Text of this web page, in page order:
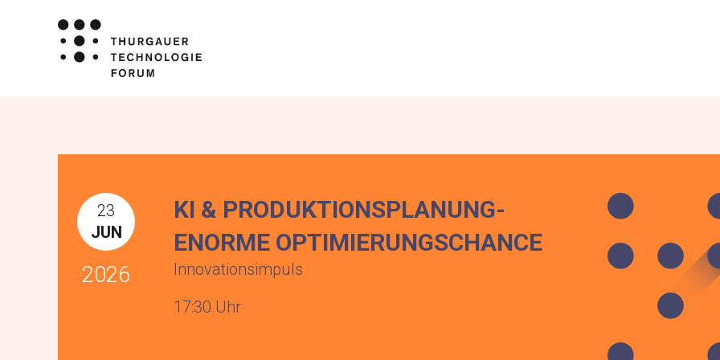
23
JUN
2026
KI & PRODUKTIONSPLANUNG-
ENORME OPTIMIERUNGSCHANCE
Innovationsimpuls
17:30 Uhr